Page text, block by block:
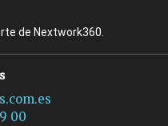
de Nextwork360.
00